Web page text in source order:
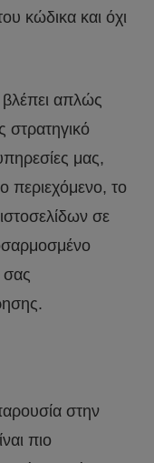
κώδικα και όχι
απλώς
μας,
περιεχόμενο, το
σε
σας
στην
πιο